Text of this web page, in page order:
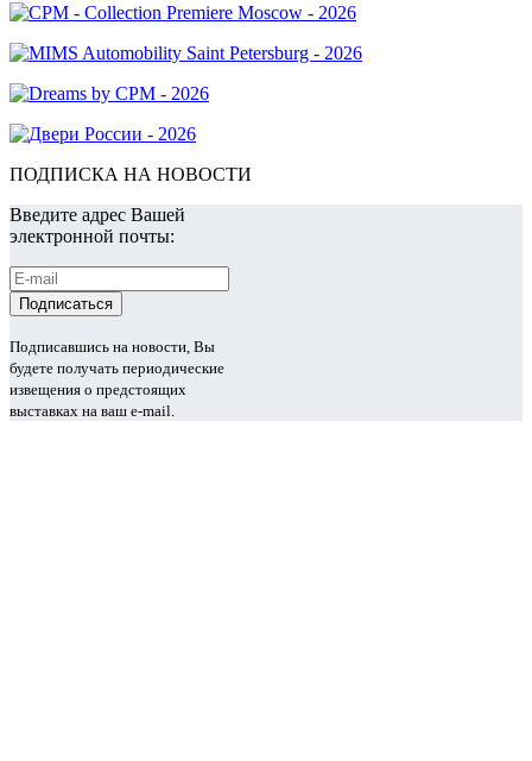
ПОДПИСКА НА НОВОСТИ
Введите адрес Вашей
электронной почты:
Подписавшись на новости, Вы
будете получать периодические
извещения о предстоящих
выставках на ваш e-mail.